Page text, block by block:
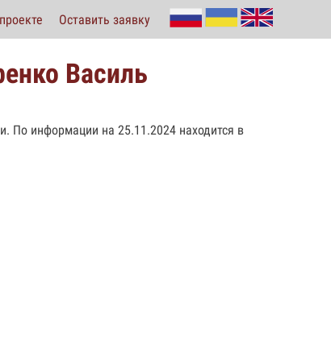
Оставить заявку
Василь
По информации на 25.11.2024 находится в